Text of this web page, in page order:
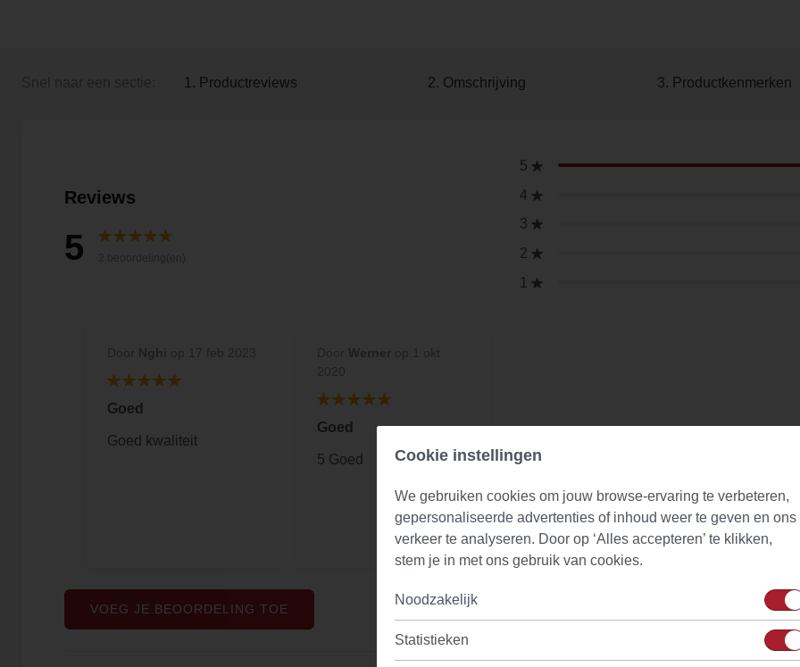
1. Productreviews 2. Omschrijving 3. Productkenmerken
Reviews
5
5
4
3
2
1
Goed
Goed kwaliteit
Goed
5 Goed
VOEG JE BEOORDELING TOE
Cookie instellingen
We gebruiken cookies om jouw browse-ervaring te verbeteren,
gepersonaliseerde advertenties of inhoud weer te geven en ons
verkeer te analyseren. Door op ‘Alles accepteren’ te klikken,
stem je in met ons gebruik van cookies.
Noodzakelijk
Statistieken